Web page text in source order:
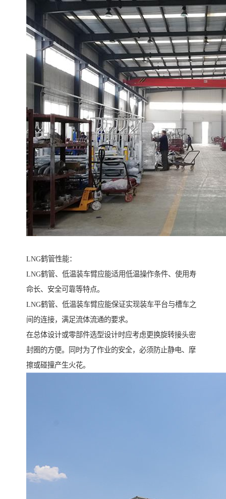
LNG鹤管性能：
LNG鹤管、低温装车臂应能适用低温操作条件、使用寿
命长、安全可靠等特点。
LNG鹤管、低温装车臂应能保证实现装车平台与槽车之
间的连接，满足流体流通的要求。
在总体设计或零部件选型设计时应考虑更换旋转接头密
封圈的方便。同时为了作业的安全，必须防止静电、摩
擦或碰撞产生火花。